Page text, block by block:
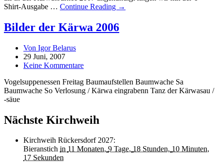
Shirt-Ausgabe … Continue Reading →
Bilder der Kärwa 2006
Von Igor Belarus
29 Juni, 2007
Keine Kommentare
Vogelsuppenessen Freitag Baumaufstellen Baumwache Sa
Baumwache So Verlosung / Kärwa eingrabenn Tanz der Kärwasau /
-säue
Nächste Kirchweih
Kirchweih Rückersdorf 2027:
Bieranstich in 11 Monaten, 9 Tage, 18 Stunden, 10 Minuten,
17 Sekunden